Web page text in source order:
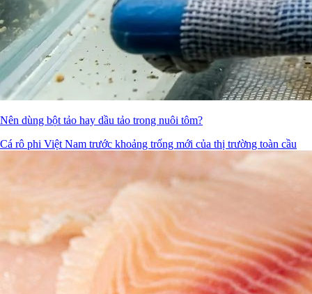
Nên dùng bột tảo hay dầu tảo trong nuôi tôm?
Cá rô phi Việt Nam trước khoảng trống mới của thị trường toàn cầu